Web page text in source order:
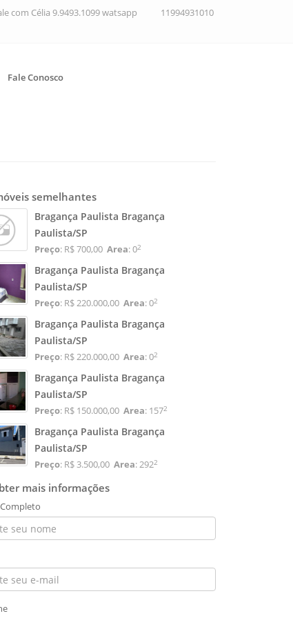
com Célia 9.9493.1099 watsapp
11994931010
Fale Conosco
semelhantes
Bragança Paulista Bragança
Paulista/SP
Preço: R$ 700,00 Area: 02
Bragança Paulista Bragança
Paulista/SP
Preço: R$ 220.000,00 Area: 02
Bragança Paulista Bragança
Paulista/SP
Preço: R$ 220.000,00 Area: 02
Bragança Paulista Bragança
Paulista/SP
Preço: R$ 150.000,00 Area: 1572
Bragança Paulista Bragança
Paulista/SP
Preço: R$ 3.500,00 Area: 2922
mais informações